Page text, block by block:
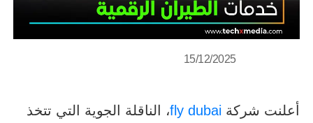
15/12/2025
أعلنت شركةfly dubai، الناقلة الجوية التي تتخذ